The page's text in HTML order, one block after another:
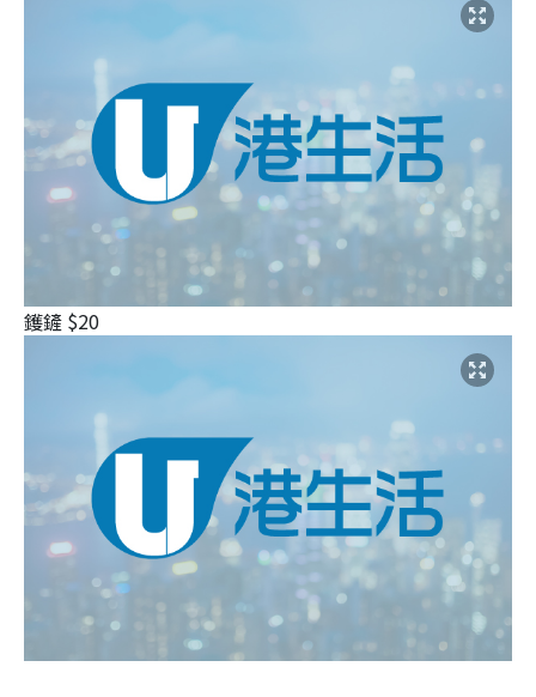
鑊鏟 $20